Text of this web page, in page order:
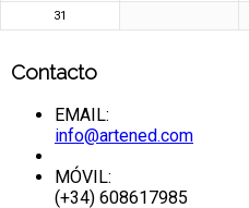
31
Contacto
EMAIL:
info@artened.com
MÓVIL:
(+34) 608617985